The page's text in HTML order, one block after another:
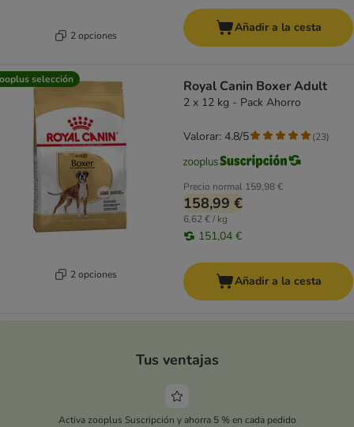
2 opciones
Añadir a la cesta
selección
2 opciones
Royal Canin Boxer Adult
2 x 12 kg - Pack Ahorro
Precio normal 159,98 €
158,99 €
6,62 € / kg
151,04 €
Valorar: 4.8/5 (23)
Añadir a la cesta
Tus ventajas
Activa zooplus Suscripción y ahorra 5 % en cada pedido